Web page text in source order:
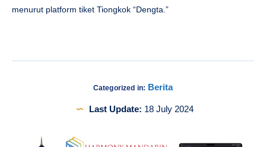
menurut platform tiket Tiongkok “Dengta.”
Categorized in: Berita
Last Update: 18 July 2024